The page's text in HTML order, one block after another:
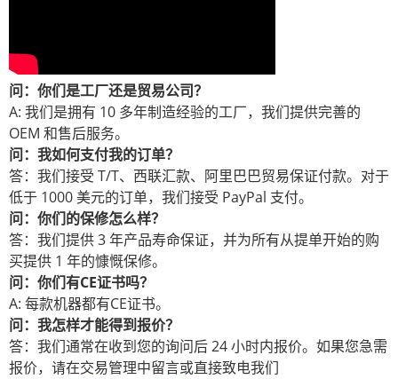
问：你们是工厂还是贸易公司？
A: 我们是拥有 10 多年制造经验的工厂，我们提供完善的
OEM 和售后服务。
问：我如何支付我的订单？
答：我们接受 T/T、西联汇款、阿里巴巴贸易保证付款。对于
低于 1000 美元的订单，我们接受 PayPal 支付。
问：你们的保修怎么样？
答：我们提供 3 年产品寿命保证，并为所有从提单开始的购
买提供 1 年的慷慨保修。
问：你们有CE证书吗？
A: 每款机器都有CE证书。
问：我怎样才能得到报价？
答：我们通常在收到您的询问后 24 小时内报价。如果您急需
报价，请在交易管理中留言或直接致电我们